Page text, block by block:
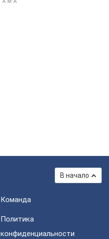
В начало
Команда
Политика
конфиденциальности